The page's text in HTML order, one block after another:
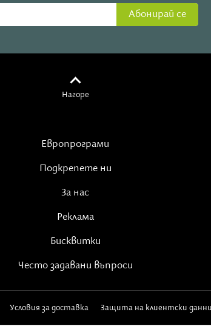
Абонирай се
Нагоре
Европрограми
Подкрепете ни
За нас
Реклама
Бисквитки
Често задавани въпроси
Условия за доставка Защита на клиентски данни